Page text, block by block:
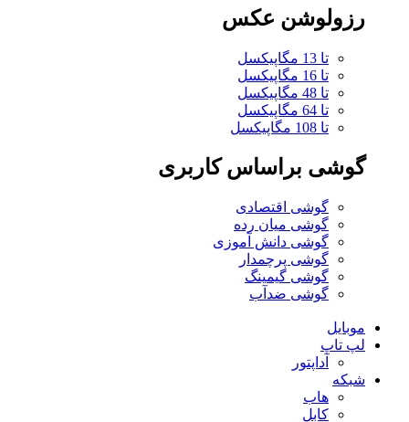
رزولوشن عکس
تا 13 مگاپیکسل
تا 16 مگاپیکسل
تا 48 مگاپیکسل
تا 64 مگاپیکسل
تا 108 مگاپیکسل
گوشی براساس کاربری
گوشی اقتصادی
گوشی میان رده
گوشی دانش آموزی
گوشی پرچمدار
گوشی گیمینگ
گوشی ضدآب
موبایل
لپ تاپ
آداپتور
شبکه
هاب
کابل